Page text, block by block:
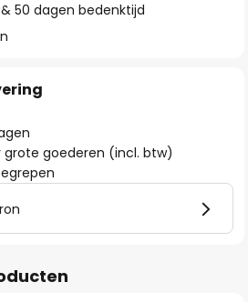
50 dagen bedenktijd
grote goederen (incl. btw)